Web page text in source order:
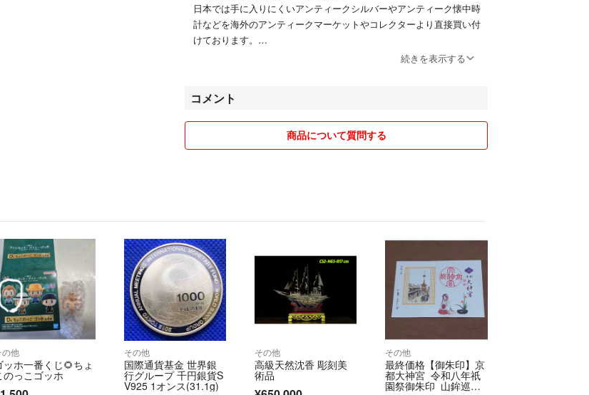
日本では手に入りにくいアンティークシルバーやアンティーク懐中時
計などを海外のアンティークマーケットやコレクターより直接買い付
けております。
い合
受付時間：平日10:00～20:00(水・木・日曜日定休)
※商品に関するお問合せの際は該当商品の「管理番号」をお伝えくだ
特定のお客様に対するお取り置きや専用ページには対応できかねま
す。
またお問い合わせの有無に関わらず、ご購入は先着順とさせて頂いて
おります。
アンティーク、ヴィンテージ品はすべて1品ものです。
原則として先に購入されたかたへの販売となり、お取り置きなどはお
断りしております。
■発送について
続きを表示する
コメント
商品について質問する
の他
ッホ一番くじ🌻ちょ
のっこゴッホ
その他
国際通貨基金 世界銀
行グループ 千円銀貨S
V925 1オンス(31.1g)
その他
高級天然沈香 彫刻美
術品
その他
最終価格【御朱印】京
都大神宮 令和八年祇
園祭御朱印 山鉾巡行